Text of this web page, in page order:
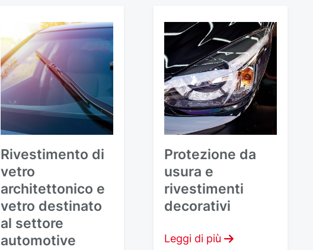
Rivestimento di
vetro
architettonico e
vetro destinato
al settore
automotive
Protezione da
usura e
rivestimenti
decorativi
Leggi di più